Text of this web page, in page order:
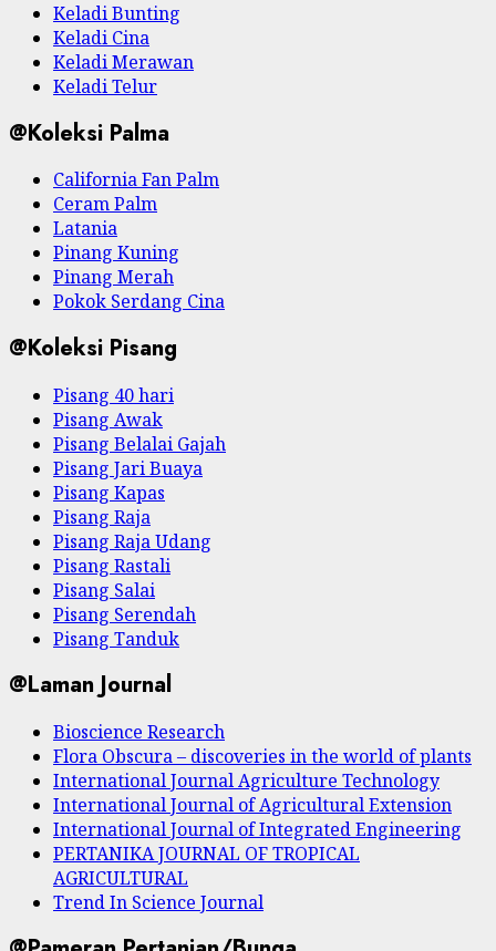
Keladi Bunting
Keladi Cina
Keladi Merawan
Keladi Telur
@Koleksi Palma
California Fan Palm
Ceram Palm
Latania
Pinang Kuning
Pinang Merah
Pokok Serdang Cina
@Koleksi Pisang
Pisang 40 hari
Pisang Awak
Pisang Belalai Gajah
Pisang Jari Buaya
Pisang Kapas
Pisang Raja
Pisang Raja Udang
Pisang Rastali
Pisang Salai
Pisang Serendah
Pisang Tanduk
@Laman Journal
Bioscience Research
Flora Obscura – discoveries in the world of plants
International Journal Agriculture Technology
International Journal of Agricultural Extension
International Journal of Integrated Engineering
PERTANIKA JOURNAL OF TROPICAL
AGRICULTURAL
Trend In Science Journal